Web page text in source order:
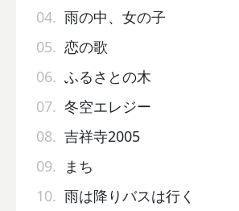
04. 雨の中、女の子
05. 恋の歌
06. ふるさとの木
07. 冬空エレジー
08. 吉祥寺2005
09. まち
10. 雨は降りバスは行く